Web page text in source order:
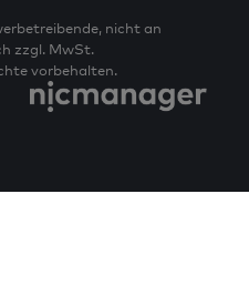
nicht an
zzgl. MwSt.
vorbehalten.